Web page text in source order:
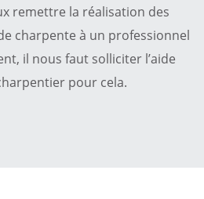
remettre la réalisation des
charpente à un professionnel
il nous faut solliciter l’aide
pour cela.